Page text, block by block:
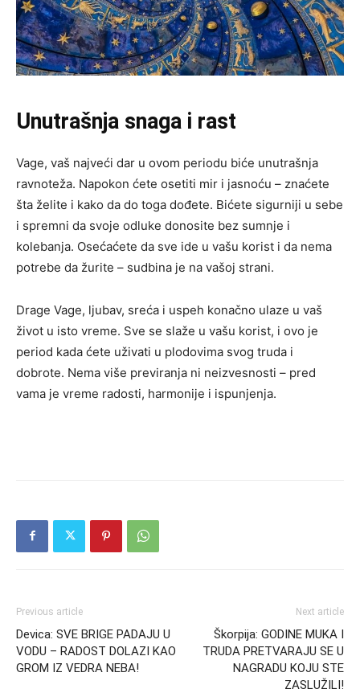
Unutrašnja snaga i rast
Vage, vaš najveći dar u ovom periodu biće unutrašnja
ravnoteža. Napokon ćete osetiti mir i jasnoću – znaćete
šta želite i kako da do toga dođete. Bićete sigurniji u sebe
i spremni da svoje odluke donosite bez sumnje i
kolebanja. Osećaćete da sve ide u vašu korist i da nema
potrebe da žurite – sudbina je na vašoj strani.
Drage Vage, ljubav, sreća i uspeh konačno ulaze u vaš
život u isto vreme. Sve se slaže u vašu korist, i ovo je
period kada ćete uživati u plodovima svog truda i
dobrote. Nema više previranja ni neizvesnosti – pred
vama je vreme radosti, harmonije i ispunjenja.
Previous article
Devica: SVE BRIGE PADAJU U
VODU – RADOST DOLAZI KAO
GROM IZ VEDRA NEBA!
Next article
Škorpija: GODINE MUKA I
TRUDA PRETVARAJU SE U
NAGRADU KOJU STE
ZASLUŽILI!